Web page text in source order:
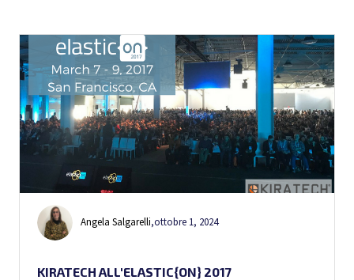
Angela Salgarelli,ottobre 1, 2024
KIRATECH ALL'ELASTIC{ON} 2017